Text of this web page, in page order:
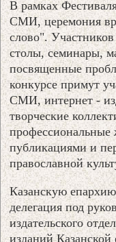
В рамках
СМИ, церемония
слово".
столы, семинары,
посвященные
конкурсе примут
СМИ, интернет -
творческие
публикациями и
православной
Казанскую
делегация под
издательского
изданий Казанской